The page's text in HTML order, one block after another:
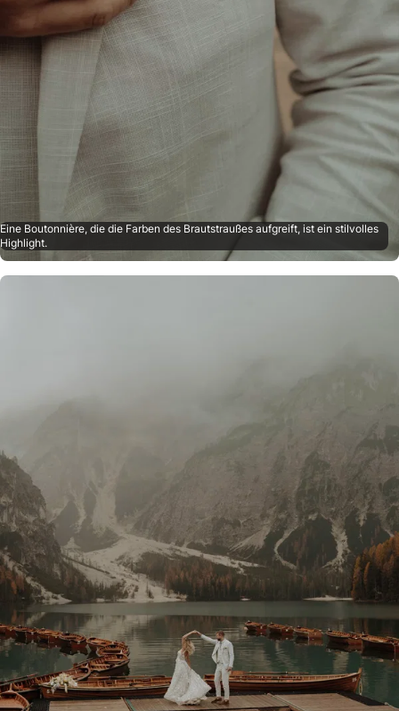
Eine Boutonnière, die die Farben des Brautstraußes aufgreift, ist ein stilvolles
Highlight.